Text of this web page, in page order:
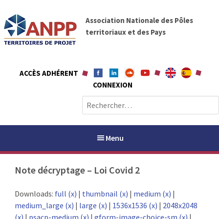
t
A
N
P
P
Association Nationale des Pôles
territoriaux et des Pays
ACCÈS ADHÉRENT
CONNEXION
e
c
c
e
r
Menu
ANPP
Note décryptage – Loi Covid 2
Downloads: full (x) | thumbnail (x) | medium (x) |
medium_large (x) | large (x) | 1536x1536 (x) | 2048x2048
(x) | psacp-medium (x) | gform-image-choice-sm (x) |